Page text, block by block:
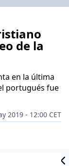
de la
en la última
portugués fue
2019 - 12:00 CET